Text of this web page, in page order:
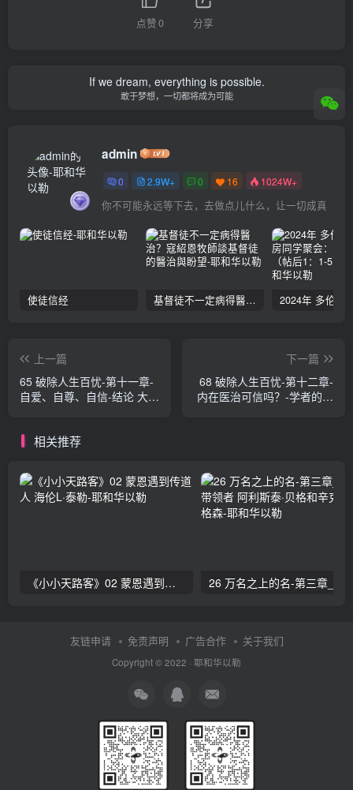
点赞0 分享
If we dream, everything is possible.
敢于梦想，一切都将成为可能
admin
0 2.9W+ 0 16 1024W+
你不可能永远等下去，去做点儿什么，让一切成真
使徒信经 基督徒不一定病得醫治？寇紹恩牧師談基督徒的醫治與盼望
上一篇
65 破除人生百忧-第十一章-
自爱、自尊、自信-结论 大卫
下一篇
68 破除人生百忧-第十二章-
内在医治可信吗？-学者的评
相关推荐
《小小天路客》02 蒙恩遇到传道人 海伦L·泰勒
友链申请 免责声明 广告合作 关于我们
Copyright © 2022 · 耶和华以勒